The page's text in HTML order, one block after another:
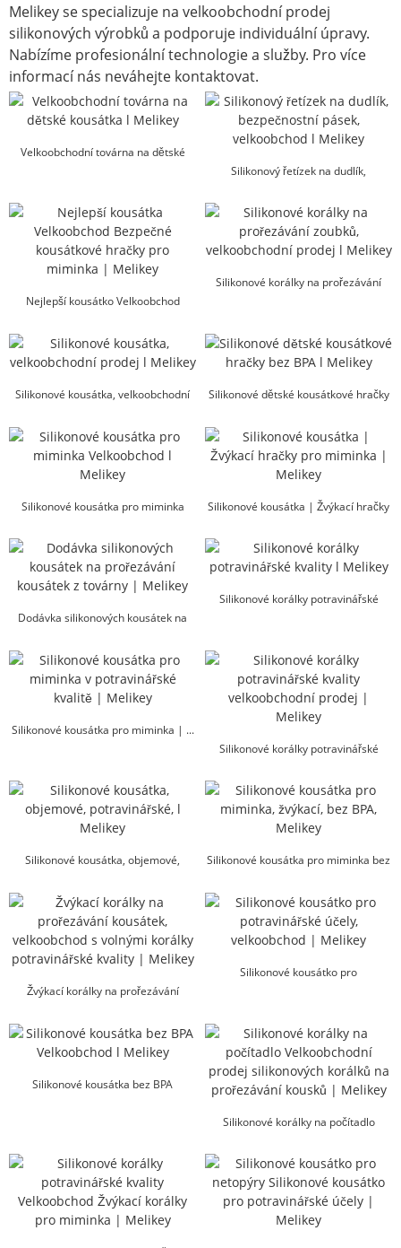
Melikey se specializuje na velkoobchodní prodej
silikonových výrobků a podporuje individuální úpravy.
Nabízíme profesionální technologie a služby. Pro více
informací nás neváhejte kontaktovat.
Velkoobchodní továrna na dětské
Silikonový řetízek na dudlík,
Nejlepší kousátko Velkoobchod
batolata...
Silikonové korálky na prořezávání
Silikonové kousátka, velkoobchodní
Silikonové dětské kousátkové hračky
Silikonové kousátka pro miminka
Silikonové kousátka | Žvýkací hračky
Dodávka silikonových kousátek na
Melikey
Silikonové korálky potravinářské
Silikonové kousátka pro miminka | ...
Silikonové korálky potravinářské
Melikey
Silikonové kousátka, objemové,
Silikonové kousátka pro miminka bez
Žvýkací korálky na prořezávání
kvality...
Silikonové kousátko pro
Silikonové kousátka bez BPA
Silikonové korálky na počítadlo
kousků...